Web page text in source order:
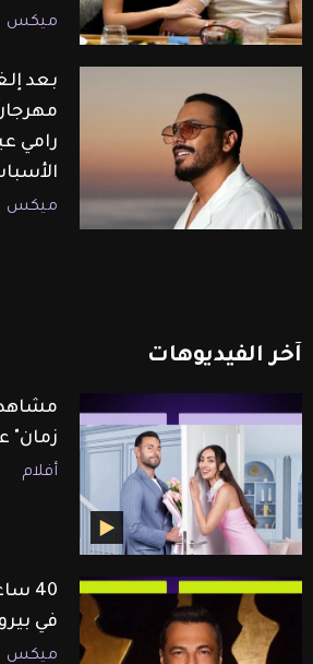
ميكس
بعد
رامي
ميكس
آخر الفيديوهات
زمان"
أفلام
40
في
ميكس